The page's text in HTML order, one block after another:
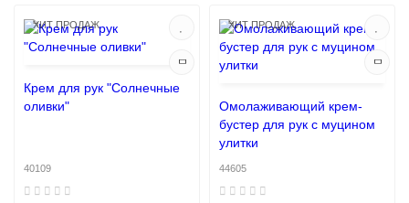
ХИТ ПРОДАЖ
Крем для рук "Солнечные
оливки"
40109
ХИТ ПРОДАЖ
Омолаживающий крем-
бустер для рук с муцином
улитки
44605